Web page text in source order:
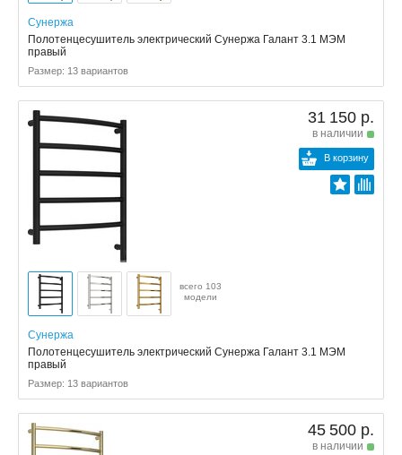
Сунержа
Полотенцесушитель электрический Сунержа Галант 3.1 МЭМ
правый
Размер: 13 вариантов
31 150 р.
в наличии
В корзину
всего 103
модели
Сунержа
Полотенцесушитель электрический Сунержа Галант 3.1 МЭМ
правый
Размер: 13 вариантов
45 500 р.
в наличии